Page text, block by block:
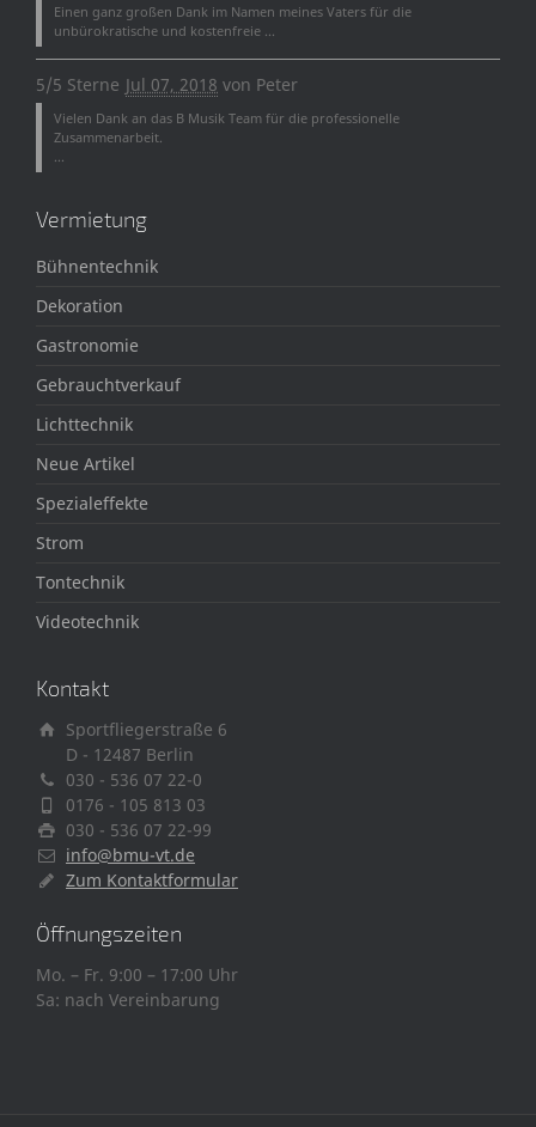
Einen ganz großen Dank im Namen meines Vaters für die
unbürokratische und kostenfreie ...
5/5 Sterne Jul 07, 2018 von Peter
Vielen Dank an das B Musik Team für die professionelle
Zusammenarbeit.
...
Vermietung
Bühnentechnik
Dekoration
Gastronomie
Gebrauchtverkauf
Lichttechnik
Neue Artikel
Spezialeffekte
Strom
Tontechnik
Videotechnik
Kontakt
Sportfliegerstraße 6
D - 12487 Berlin
030 - 536 07 22-0
0176 - 105 813 03
030 - 536 07 22-99
info@bmu-vt.de
Zum Kontaktformular
Öffnungszeiten
Mo. – Fr. 9:00 – 17:00 Uhr
Sa: nach Vereinbarung